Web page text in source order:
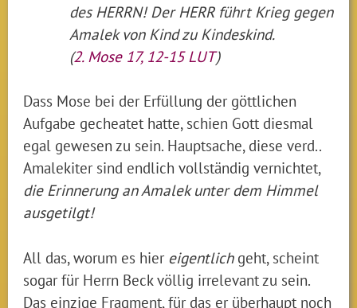
des HERRN! Der HERR führt Krieg gegen
Amalek von Kind zu Kindeskind.
(2. Mose 17, 12-15 LUT)
Dass Mose bei der Erfüllung der göttlichen
Aufgabe gecheatet hatte, schien Gott diesmal
egal gewesen zu sein. Hauptsache, diese verd..
Amalekiter sind endlich vollständig vernichtet,
die Erinnerung an Amalek unter dem Himmel
ausgetilgt!
All das, worum es hier eigentlichgeht, scheint
sogar für Herrn Beck völlig irrelevant zu sein.
Das einzige Fragment, für das er überhaupt noch